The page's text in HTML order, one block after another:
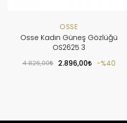
OSSE
Osse Kadın Güneş Gözlüğü
OS2625 3
4.826,00 2.896,00 %40